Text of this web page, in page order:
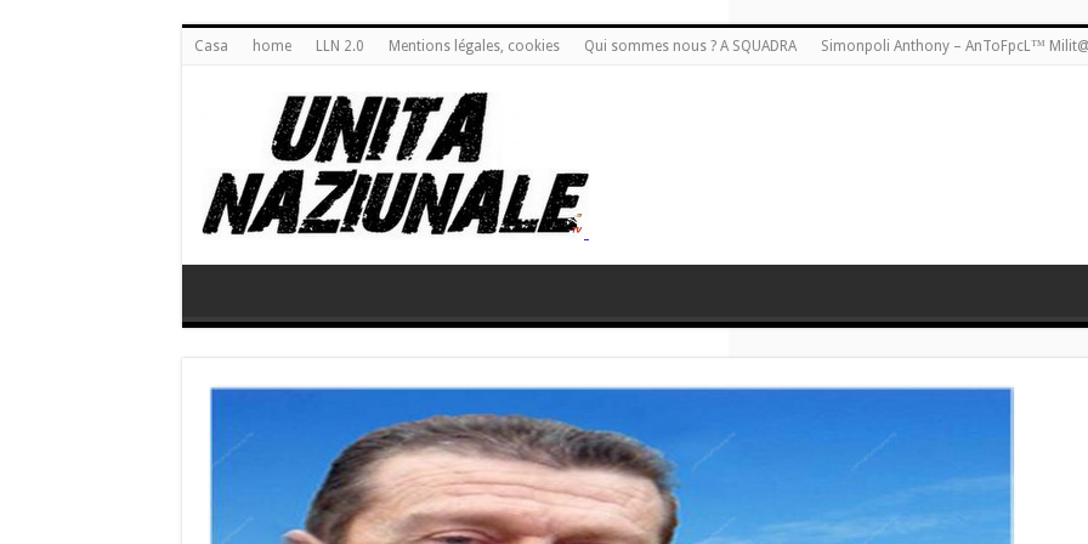
Casa home LLN 2.0 Mentions légales, cookies Qui sommes nous ? A SQUADRA Simonpoli Anthony – AnToFpcL™